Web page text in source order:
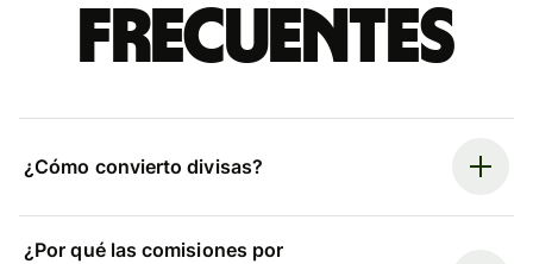
frecuentes
¿Cómo convierto divisas?
¿Por qué las comisiones por